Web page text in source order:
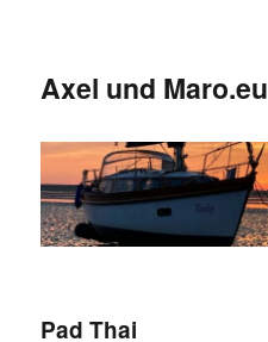
Axel und Maro.eu
Pad Thai